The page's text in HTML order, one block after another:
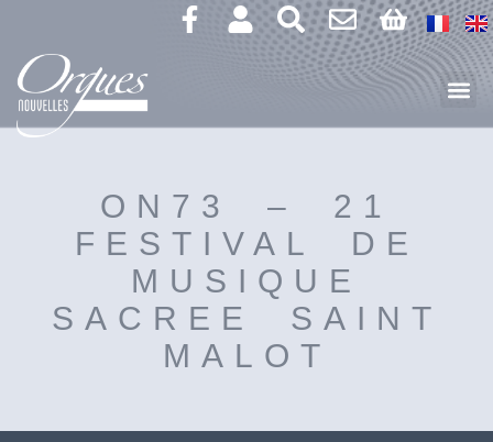
ON73 – 21
FESTIVAL DE
MUSIQUE
SACREE SAINT
MALOT